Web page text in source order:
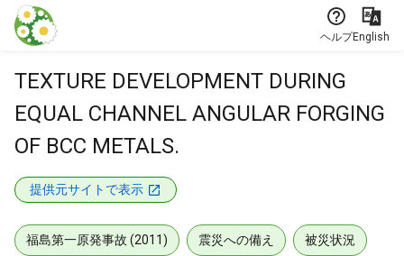
本文に飛ぶ
ヘルプEnglish
TEXTURE DEVELOPMENT DURING
EQUAL CHANNEL ANGULAR FORGING
OF BCC METALS.
提供元サイトで表示
福島第一原発事故 (2011) 震災への備え 被災状況